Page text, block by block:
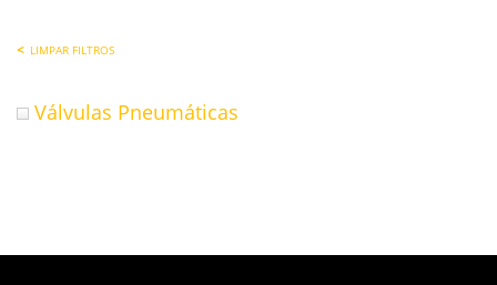
LIMPAR FILTROS
Válvulas Pneumáticas